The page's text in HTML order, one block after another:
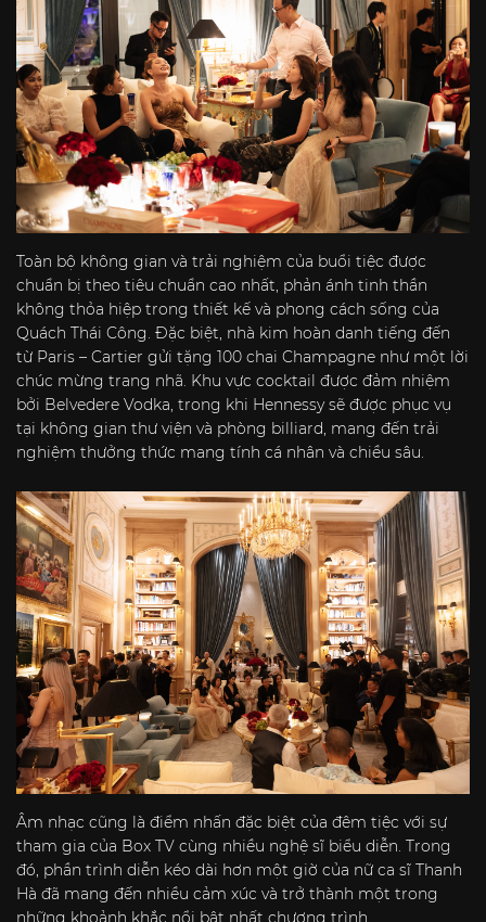
Toàn bộ không gian và trải nghiệm của buổi tiệc được
chuẩn bị theo tiêu chuẩn cao nhất, phản ánh tinh thần
không thỏa hiệp trong thiết kế và phong cách sống của
Quách Thái Công. Đặc biệt, nhà kim hoàn danh tiếng đến
từ Paris – Cartier gửi tặng 100 chai Champagne như một lời
chúc mừng trang nhã. Khu vực cocktail được đảm nhiệm
bởi Belvedere Vodka, trong khi Hennessy sẽ được phục vụ
tại không gian thư viện và phòng billiard, mang đến trải
nghiệm thưởng thức mang tính cá nhân và chiều sâu.
Âm nhạc cũng là điểm nhấn đặc biệt của đêm tiệc với sự
tham gia của Box TV cùng nhiều nghệ sĩ biểu diễn. Trong
đó, phần trình diễn kéo dài hơn một giờ của nữ ca sĩ Thanh
Hà đã mang đến nhiều cảm xúc và trở thành một trong
những khoảnh khắc nổi bật nhất chương trình.